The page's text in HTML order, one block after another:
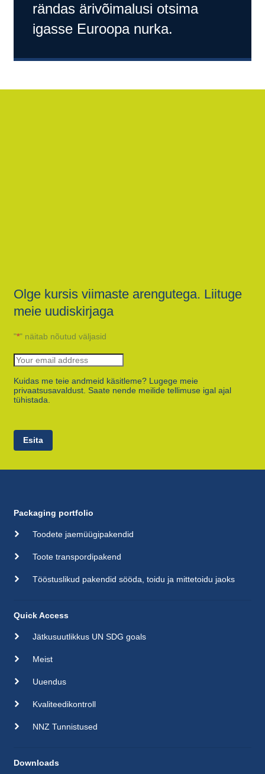
rändas ärivõimalusi otsima
igasse Euroopa nurka.
Olge kursis viimaste arengutega. Liituge
meie uudiskirjaga
"*" näitab nõutud väljasid
Kuidas me teie andmeid käsitleme? Lugege meie
privaatsusavaldust. Saate nende meilide tellimuse igal ajal
tühistada.
Esita
Packaging portfolio
Toodete jaemüügipakendid
Toote transpordipakend
Tööstuslikud pakendid sööda, toidu ja mittetoidu jaoks
Quick Access
Jätkusuutlikkus UN SDG goals
Meist
Uuendus
Kvaliteedikontroll
NNZ Tunnistused
Downloads